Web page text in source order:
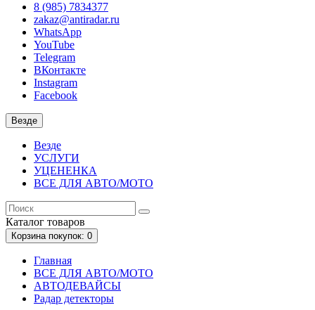
8 (985) 7834377
zakaz@antiradar.ru
WhatsApp
YouTube
Telegram
ВКонтакте
Instagram
Facebook
Везде
Везде
УСЛУГИ
УЦЕНЕНКА
ВСЕ ДЛЯ АВТО/МОТО
Каталог товаров
Корзинапокупок: 0
Главная
ВСЕ ДЛЯ АВТО/МОТО
АВТОДЕВАЙСЫ
Радар детекторы